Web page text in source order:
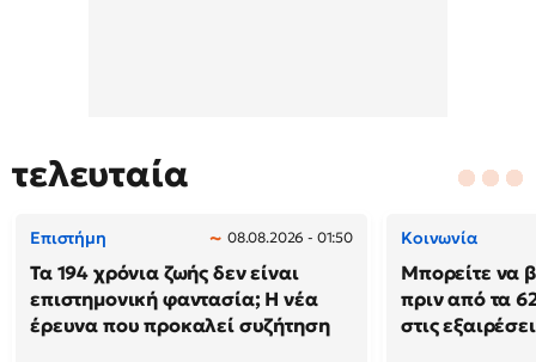
τελευταία
Επιστήμη 08.08.2026 - 01:50
Τα 194 χρόνια ζωής δεν είναι
επιστημονική φαντασία; Η νέα
έρευνα που προκαλεί συζήτηση
Κοινωνία
Μπορείτε να
πριν από τα
στις